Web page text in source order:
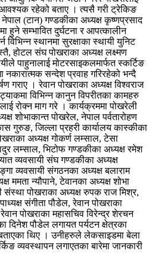
रहेको बताए । त्यसै गरी ट्रेकिङ
(टान) गण्डकीका अध्यक्ष कृष्णप्रसाद
हुने सम्भावित दुर्घटना र आपत्कालीन
विभिन्न स्थानमा सुरक्षाका स्थायी युनिट
होटल संघ पोखराका अध्यक्ष लक्ष्मण
पाहुनालाई मोटरसाइकलमार्फत स्कर्टिङ
नकारात्मक सन्देश प्रवाह गरिरहेको भन्दै
गराए । रेवान पोखराका अध्यक्ष विश्वराज
विभिन्न कानुन विपरीतका कामहरु
रोक्न माग गरे । कार्यक्रममा पोखरेली
शोभाकान्त पोखरेल, नेपाल पर्वतारोहण
गुरुङ, जिल्ला प्रहरी कार्यालय कास्कीका
अध्यक्ष गोकर्ण लम्साल, टेसा
लम्साल, भिटोफ गण्डकीका अध्यक्ष रमेश
व्यवसायी संघ गण्डकीका अध्यक्ष
व्यवसायी संगठनका अध्यक्ष बलाराम
ममता न्यौपाने, टेवानका अध्यक्ष शोभा
संस्था पोखराका अध्यक्ष रुपक राज मिश्र,
संगीता पौडेल, रेवान पोखराका
पोखराका महासचिव विरेन्द्र शेरचन
दिनेश पौडेल लगायत पर्यटन क्षेत्रका
बताएका थिए । उनीहरुले लेकसाइडमा बेला
व्यवस्थापन लगाएतका बारेमा जानकारी